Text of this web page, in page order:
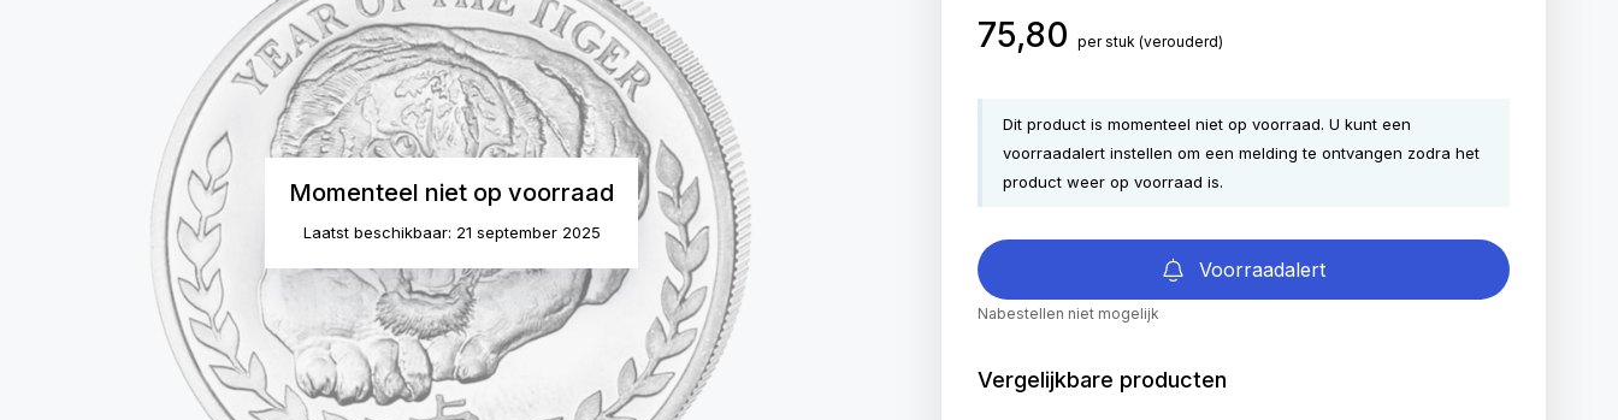
75,80 per stuk (verouderd)
Dit product is momenteel niet op voorraad. U kunt een
voorraadalert instellen om een melding te ontvangen zodra het
product weer op voorraad is.
Voorraadalert
Nabestellen niet mogelijk
Vergelijkbare producten
Momenteel niet op voorraad
Laatst beschikbaar: 21 september 2025